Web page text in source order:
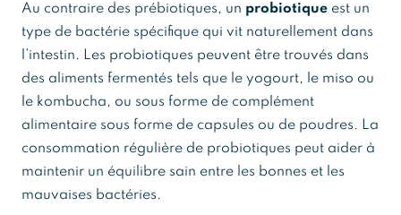
Au contraire des prébiotiques, un probiotique est un
type de bactérie spécifique qui vit naturellement dans
l’intestin. Les probiotiques peuvent être trouvés dans
des aliments fermentés tels que le yogourt, le miso ou
le kombucha, ou sous forme de complément
alimentaire sous forme de capsules ou de poudres. La
consommation régulière de probiotiques peut aider à
maintenir un équilibre sain entre les bonnes et les
mauvaises bactéries.